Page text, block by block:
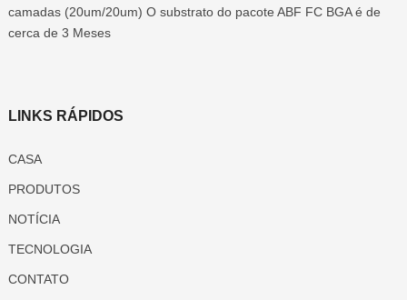
camadas (20um/20um) O substrato do pacote ABF FC BGA é de
cerca de 3 Meses
LINKS RÁPIDOS
CASA
PRODUTOS
NOTÍCIA
TECNOLOGIA
CONTATO